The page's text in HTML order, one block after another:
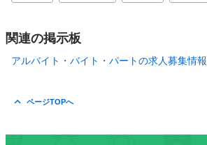
関連の掲示板
アルバイト・バイト・パートの求人募集情報
ページTOPへ